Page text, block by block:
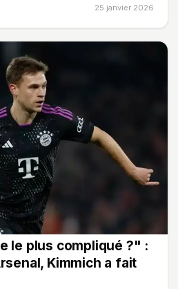
25 janvier 2026
le plus compliqué ?" :
Kimmich a fait